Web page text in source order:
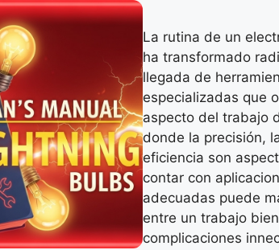
La rutina de un
ha transformado
llegada de
especializadas que
aspecto del trabajo
donde la precisión,
eficiencia son
contar con
adecuadas puede
entre un trabajo
complicaciones